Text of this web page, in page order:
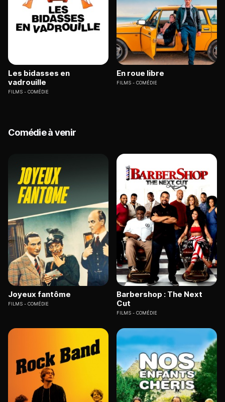
Les bidasses en
vadrouille
FILMS COMÉDIE
En roue libre
FILMS COMÉDIE
Comédie à venir
Joyeux fantôme
FILMS COMÉDIE
Barbershop : The Next
Cut
FILMS COMÉDIE